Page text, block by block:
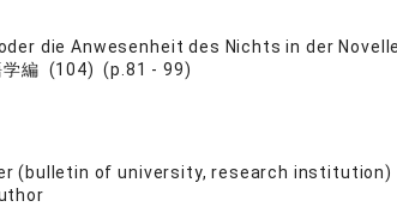
die Anwesenheit des Nichts in der
編 (104) (p.81 - 99)
(bulletin of university, research institution)